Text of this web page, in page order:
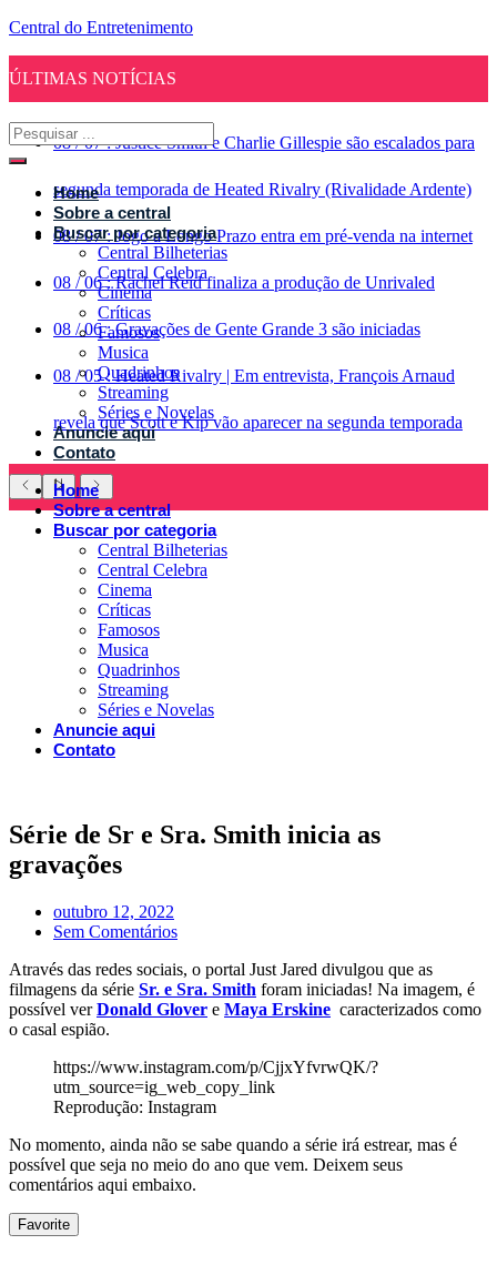
Central do Entretenimento
ÚLTIMAS NOTÍCIAS
08 / 07 : Justice Smith e Charlie Gillespie são escalados para
segunda temporada de Heated Rivalry (Rivalidade Ardente)
08 / 07 : Jogo a Longo Prazo entra em pré-venda na internet
08 / 06 : Rachel Reid finaliza a produção de Unrivaled
08 / 06 : Gravações de Gente Grande 3 são iniciadas
08 / 05 : Heated Rivalry | Em entrevista, François Arnaud
revela que Scott e Kip vão aparecer na segunda temporada
Home
Sobre a central
Buscar por categoria
Central Bilheterias
Central Celebra
Cinema
Críticas
Famosos
Musica
Quadrinhos
Streaming
Séries e Novelas
Anuncie aqui
Contato
Home
Sobre a central
Buscar por categoria
Central Bilheterias
Central Celebra
Cinema
Críticas
Famosos
Musica
Quadrinhos
Streaming
Séries e Novelas
Anuncie aqui
Contato
Série de Sr e Sra. Smith inicia as
gravações
outubro 12, 2022
Sem Comentários
Através das redes sociais, o portal Just Jared divulgou que as
filmagens da série Sr. e Sra. Smith foram iniciadas! Na imagem, é
possível verDonald Glover e Maya Erskine caracterizados como
o casal espião.
https://www.instagram.com/p/CjjxYfvrwQK/?
utm_source=ig_web_copy_link
Reprodução: Instagram
No momento, ainda não se sabe quando a série irá estrear, mas é
possível que seja no meio do ano que vem. Deixem seus
comentários aqui embaixo.
Favorite